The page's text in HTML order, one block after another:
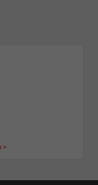
>